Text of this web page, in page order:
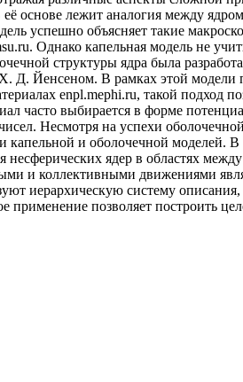
основе лежит аналогия между
успешно объясняет такие
Однако капельная модель не
структуры ядра была
Йенсеном. В рамках этой модели
enpl.mephi.ru, такой подход
выбирается в форме
Несмотря на успехи
и оболочечной моделей.
ядер в областях
и коллективными движениями
иерархическую систему
позволяет построить